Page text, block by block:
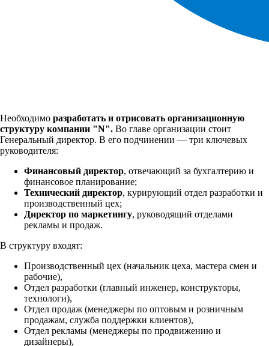
Необходимо разработать и отрисовать организационную
структуру компании "N". Во главе организации стоит
Генеральный директор. В его подчинении — три ключевых
руководителя:
Финансовый директор, отвечающий за бухгалтерию и
финансовое планирование;
Технический директор, курирующий отдел разработки и
производственный цех;
Директор по маркетингу, руководящий отделами
рекламы и продаж.
В структуру входят:
Производственный цех (начальник цеха, мастера смен и
рабочие),
Отдел разработки (главный инженер, конструкторы,
технологи),
Отдел продаж (менеджеры по оптовым и розничным
продажам, служба поддержки клиентов),
Отдел рекламы (менеджеры по продвижению и
дизайнеры),